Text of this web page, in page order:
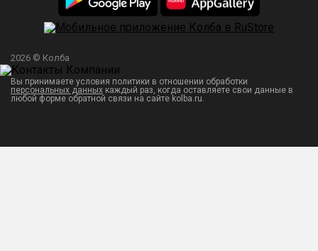
2026 © Колба
Вы принимаете условия политики в отношении обработки
персональных данных каждый раз, когда оставляете свои данные в
любой форме обратной связи на сайте kolba.ru.